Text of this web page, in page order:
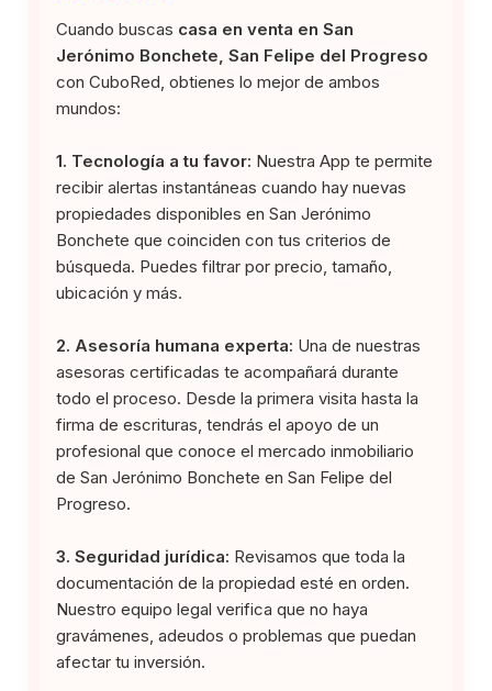
Cuando buscas casa en venta en San
Jerónimo Bonchete, San Felipe del Progreso
con CuboRed, obtienes lo mejor de ambos
mundos:
1. Tecnología a tu favor: Nuestra App te permite
recibir alertas instantáneas cuando hay nuevas
propiedades disponibles en San Jerónimo
Bonchete que coinciden con tus criterios de
búsqueda. Puedes filtrar por precio, tamaño,
ubicación y más.
2. Asesoría humana experta: Una de nuestras
asesoras certificadas te acompañará durante
todo el proceso. Desde la primera visita hasta la
firma de escrituras, tendrás el apoyo de un
profesional que conoce el mercado inmobiliario
de San Jerónimo Bonchete en San Felipe del
Progreso.
3. Seguridad jurídica: Revisamos que toda la
documentación de la propiedad esté en orden.
Nuestro equipo legal verifica que no haya
gravámenes, adeudos o problemas que puedan
afectar tu inversión.